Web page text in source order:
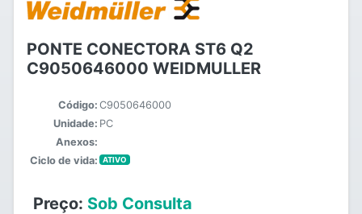
PONTE CONECTORA ST6 Q2
C9050646000 WEIDMULLER
Código: C9050646000
Unidade: PC
Anexos:
Ciclo de vida:
ATIVO
Preço: Sob Consulta